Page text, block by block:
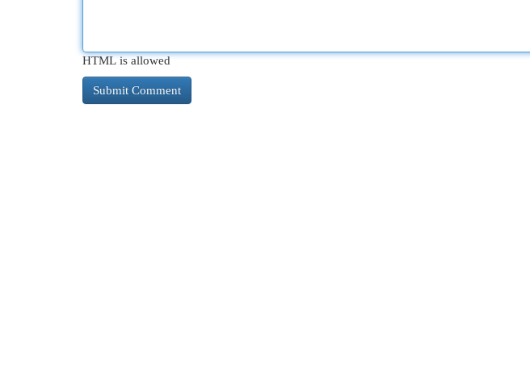
HTML is allowed